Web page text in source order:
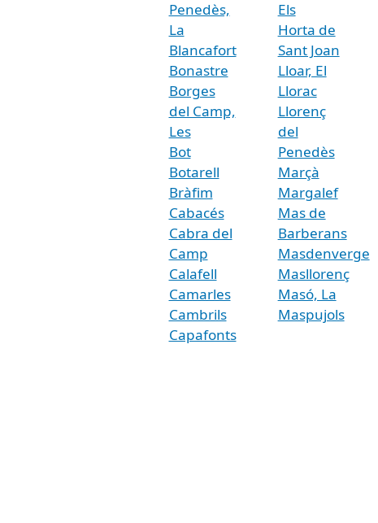
Penedès,
La
Blancafort
Bonastre
Borges
del Camp,
Les
Bot
Botarell
Bràfim
Cabacés
Cabra del
Camp
Calafell
Camarles
Cambrils
Capafonts
Els
Horta de
Sant Joan
Lloar, El
Llorac
Llorenç
del
Penedès
Marçà
Margalef
Mas de
Barberans
Masdenverge
Masllorenç
Masó, La
Maspujols